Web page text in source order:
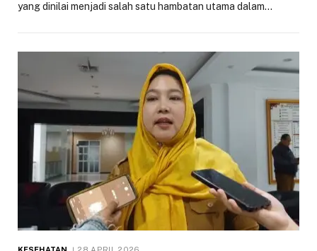
yang dinilai menjadi salah satu hambatan utama dalam…